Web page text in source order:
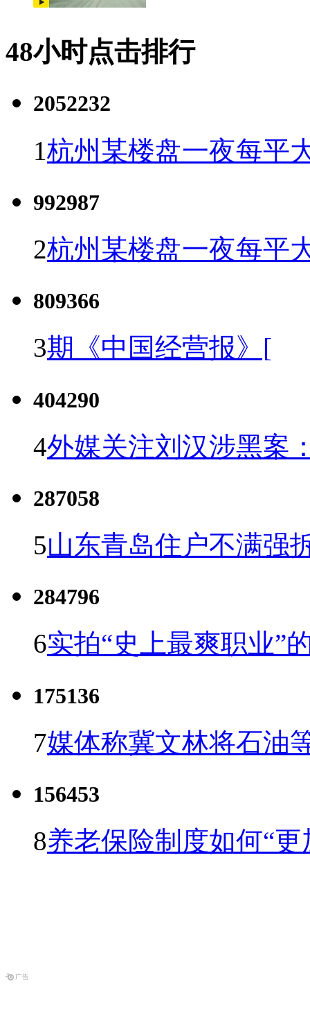
48小时点击排行
2052232
1杭州某楼盘一夜每平
992987
2杭州某楼盘一夜每平
809366
3期《中国经营报》[
404290
4外媒关注刘汉涉黑案
287058
5山东青岛住户不满强
284796
6实拍“史上最爽职业”
175136
7媒体称冀文林将石油
156453
8养老保险制度如何“